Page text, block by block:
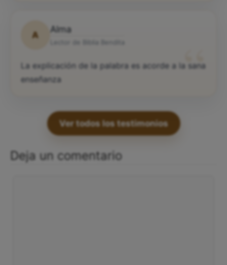
A
Alma
“
La explicación de la palabra es acorde a la sana
enseñanza
Ver todos los testimonios
Deja un comentario